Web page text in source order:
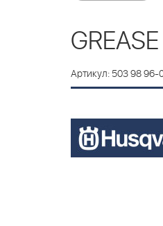
GREASE
Артикул: 503 98 96-